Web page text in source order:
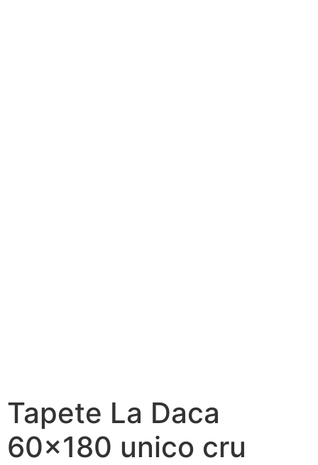
Tapete La Daca
60×180 unico cru